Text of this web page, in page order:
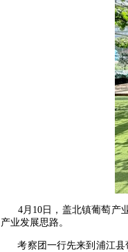
4月10日，盖北镇葡萄产业
产业发展思路。
考察团一行先来到浦江县